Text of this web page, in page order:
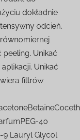
dokładnie
odcień,
Unikać
Unikać
filtrów
40
9 Lauryl Glycol